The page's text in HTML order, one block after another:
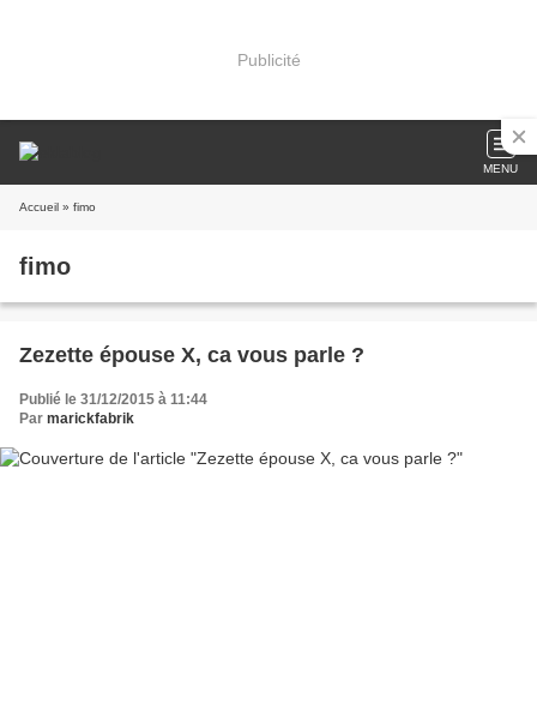
Publicité
MENU
Accueil » fimo
fimo
Zezette épouse X, ca vous parle ?
Publié le 31/12/2015 à 11:44
Par marickfabrik